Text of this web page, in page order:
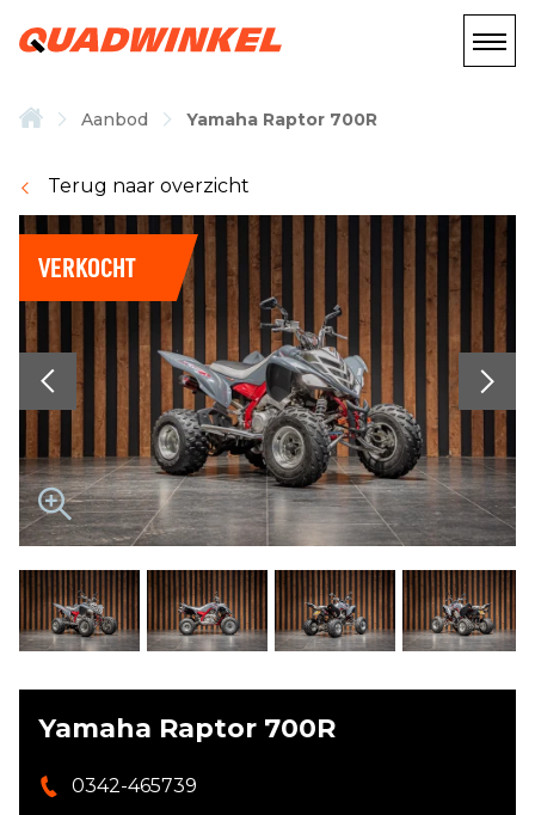
Aanbod Yamaha Raptor 700R
Terug naar overzicht
VERKOCHT
Yamaha Raptor 700R
0342-465739